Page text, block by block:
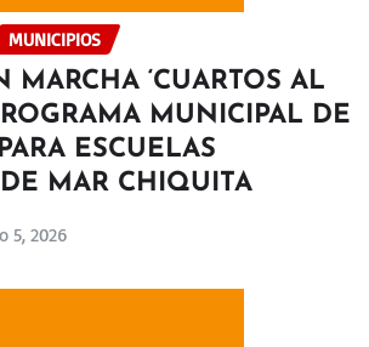
MUNICIPIOS
MARCHA ‘CUARTOS AL
MUNICIPAL DE
ESCUELAS
MAR CHIQUITA
5, 2026